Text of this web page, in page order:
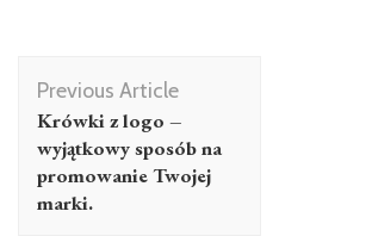
Post
Navigation
Previous Article
Krówki z logo –
wyjątkowy sposób na
promowanie Twojej
marki.